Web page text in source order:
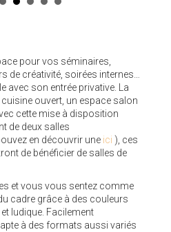
pour vos séminaires,
de créativité, soirées internes…
avec son entrée privative. La
ouvert, un espace salon
cette mise à disposition
de deux salles
en découvrir une ici ), ces
de bénéficier de salles de
et vous vous sentez comme
cadre grâce à des couleurs
ludique. Facilement
à des formats aussi variés